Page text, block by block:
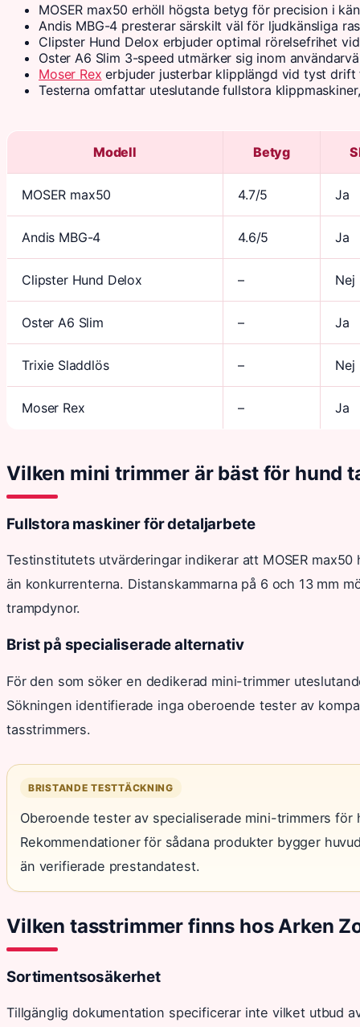
MOSER max50 erhöll högsta betyg för precision i
Andis MBG-4 presterar särskilt väl för ljudkänsliga
Clipster Hund Delox erbjuder optimal rörelsefrihet
Oster A6 Slim 3-speed utmärker sig inom
Moser Rex erbjuder justerbar klipplängd vid tyst
Testerna omfattar uteslutande fullstora
Modell Betyg
MOSER max50 4.7/5 Ja
Andis MBG-4 4.6/5 Ja
Clipster Hund Delox – Nej
Oster A6 Slim – Ja
Trixie Sladdlös – Nej
Moser Rex – Ja
Vilken mini trimmer är bäst för hund
Fullstora maskiner för detaljarbete
Testinstitutets utvärderingar indikerar att MOSER
än konkurrenterna. Distanskammarna på 6 och 13 mm
trampdynor.
Brist på specialiserade alternativ
För den som söker en dedikerad mini-trimmer
Sökningen identifierade inga oberoende tester av
tasstrimmers.
BRISTANDE TESTTÄCKNING
Oberoende tester av specialiserade mini-trimmers för
Rekommendationer för sådana produkter bygger
än verifierade prestandatest.
Vilken tasstrimmer finns hos Arken
Sortimentsosäkerhet
Tillgänglig dokumentation specificerar inte vilket utbud